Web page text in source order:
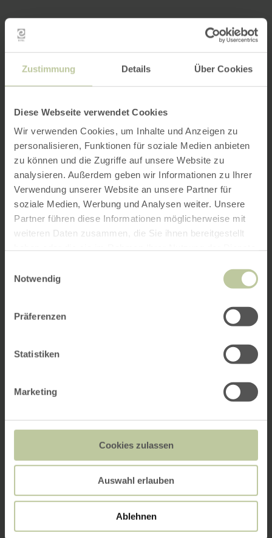
Zustimmung Details Über Cookies
Diese Webseite verwendet Cookies
Wir verwenden Cookies, um Inhalte und Anzeigen zu
personalisieren, Funktionen für soziale Medien anbieten
zu können und die Zugriffe auf unsere Website zu
analysieren. Außerdem geben wir Informationen zu Ihrer
Verwendung unserer Website an unsere Partner für
soziale Medien, Werbung und Analysen weiter. Unsere
Partner führen diese Informationen möglicherweise mit
weiteren Daten zusammen, die Sie ihnen bereitgestellt
Notwendig
Präferenzen
Statistiken
Marketing
Cookies zulassen
Auswahl erlauben
Ablehnen